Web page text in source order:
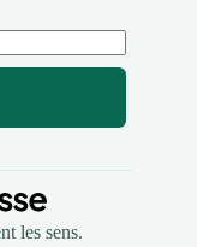
les sens.